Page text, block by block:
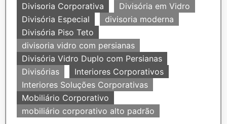
Divisoria Corporativa
Divisória em Vidro
Divisória Especial
divisoria moderna
Divisória Piso Teto
divisoria vidro com persianas
Divisória Vidro Duplo com Persianas
Divisórias
Interiores Corporativos
Interiores Soluções Corporativas
Mobiliário Corporativo
mobiliário corporativo alto padrão